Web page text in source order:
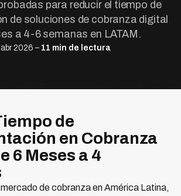
para reducir el tiempo de
de soluciones de cobranza digital
a 4-6 semanas en LATAM.
2026 – 11 min de lectura
de
en Cobranza
6 Meses a 4
de cobranza en América Latina,